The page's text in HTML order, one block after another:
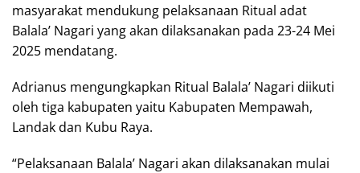
masyarakat mendukung pelaksanaan Ritual adat
Balala’ Nagari yang akan dilaksanakan pada 23-24 Mei
2025 mendatang.
Adrianus mengungkapkan Ritual Balala’ Nagari diikuti
oleh tiga kabupaten yaitu Kabupaten Mempawah,
Landak dan Kubu Raya.
“Pelaksanaan Balala’ Nagari akan dilaksanakan mulai